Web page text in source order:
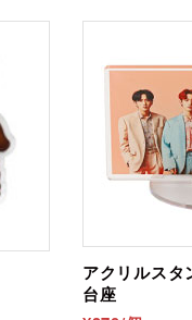
アクリルス
台座